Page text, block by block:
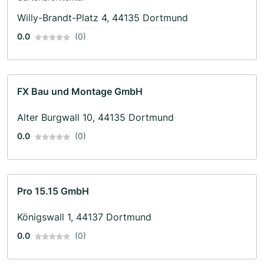
Willy-Brandt-Platz 4, 44135 Dortmund
0.0 (0)
FX Bau und Montage GmbH
Alter Burgwall 10, 44135 Dortmund
0.0 (0)
Pro 15.15 GmbH
Königswall 1, 44137 Dortmund
0.0 (0)